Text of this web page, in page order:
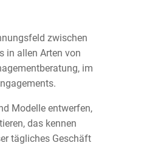
zwischen
in allen Arten von
im
Modelle entwerfen,
das kennen
tägliches Geschäft